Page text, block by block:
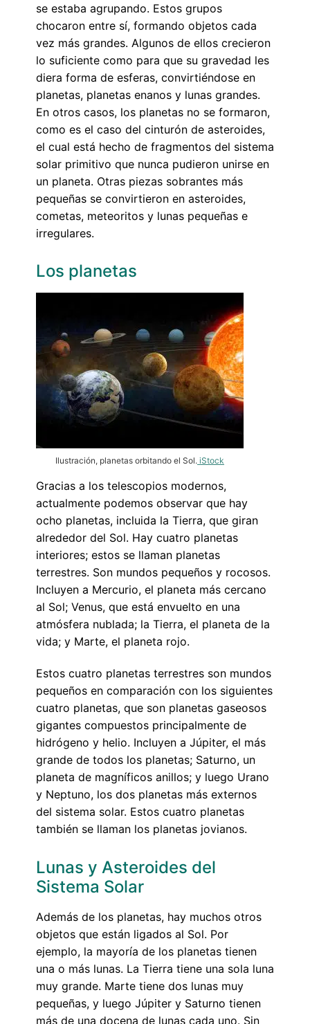
se estaba agrupando. Estos grupos
chocaron entre sí, formando objetos cada
vez más grandes. Algunos de ellos crecieron
lo suficiente como para que su gravedad les
diera forma de esferas, convirtiéndose en
planetas, planetas enanos y lunas grandes.
En otros casos, los planetas no se formaron,
como es el caso del cinturón de asteroides,
el cual está hecho de fragmentos del sistema
solar primitivo que nunca pudieron unirse en
un planeta. Otras piezas sobrantes más
pequeñas se convirtieron en asteroides,
cometas, meteoritos y lunas pequeñas e
irregulares.
Los planetas
Ilustración, planetas orbitando el Sol. iStock
Gracias a los telescopios modernos,
actualmente podemos observar que hay
ocho planetas, incluida la Tierra, que giran
alrededor del Sol. Hay cuatro planetas
interiores; estos se llaman planetas
terrestres. Son mundos pequeños y rocosos.
Incluyen a Mercurio, el planeta más cercano
al Sol; Venus, que está envuelto en una
atmósfera nublada; la Tierra, el planeta de la
vida; y Marte, el planeta rojo.
Estos cuatro planetas terrestres son mundos
pequeños en comparación con los siguientes
cuatro planetas, que son planetas gaseosos
gigantes compuestos principalmente de
hidrógeno y helio. Incluyen a Júpiter, el más
grande de todos los planetas; Saturno, un
planeta de magníficos anillos; y luego Urano
y Neptuno, los dos planetas más externos
del sistema solar. Estos cuatro planetas
también se llaman los planetas jovianos.
Lunas y Asteroides del
Sistema Solar
Además de los planetas, hay muchos otros
objetos que están ligados al Sol. Por
ejemplo, la mayoría de los planetas tienen
una o más lunas. La Tierra tiene una sola luna
muy grande. Marte tiene dos lunas muy
pequeñas, y luego Júpiter y Saturno tienen
más de una docena de lunas cada uno. Sin